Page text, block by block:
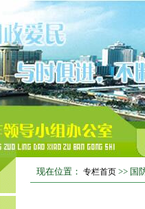
现在位置： 专栏首页 >> 国